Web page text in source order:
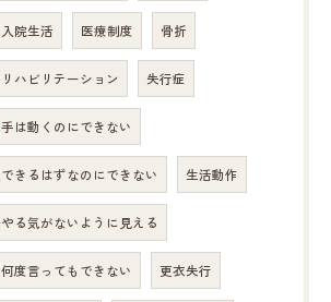
入院生活 医療制度 骨折
リハビリテーション 失行症
手は動くのにできない
できるはずなのにできない 生活動作
やる気がないように見える
何度言ってもできない 更衣失行